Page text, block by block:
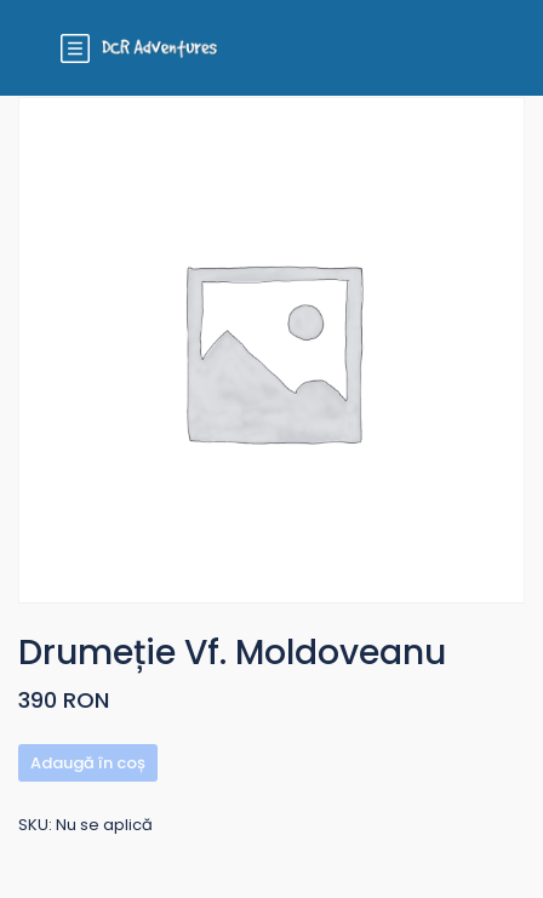
Drumeție Vf. Moldoveanu
390 RON
Adaugă în coș
SKU: Nu se aplică